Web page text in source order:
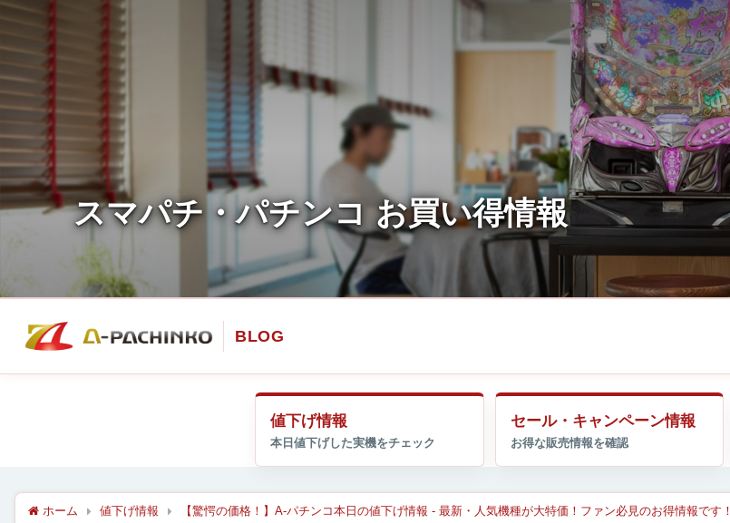
値下げ情報 セール・キャンペーン情報
ホーム 値下げ情報 【驚愕の価格！】A-パチンコ本日の値下げ情報 - 最新・人気機種が大特価！ファン必見のお得情報です！